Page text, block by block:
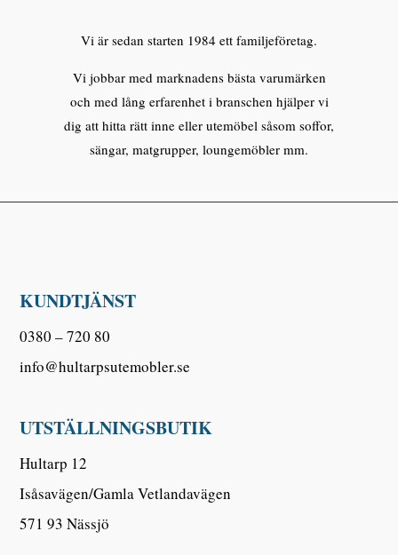
Vi är sedan starten 1984 ett familjeföretag.
Vi jobbar med marknadens bästa varumärken
och med lång erfarenhet i branschen hjälper vi
dig att hitta rätt inne eller utemöbel såsom soffor,
sängar, matgrupper, loungemöbler mm.
KUNDTJÄNST
0380 – 720 80
info@hultarpsutemobler.se
UTSTÄLLNINGSBUTIK
Hultarp 12
Isåsavägen/Gamla Vetlandavägen
571 93 Nässjö